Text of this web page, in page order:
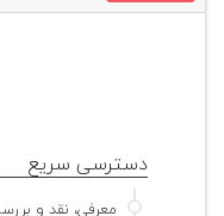
دسترسی سریع